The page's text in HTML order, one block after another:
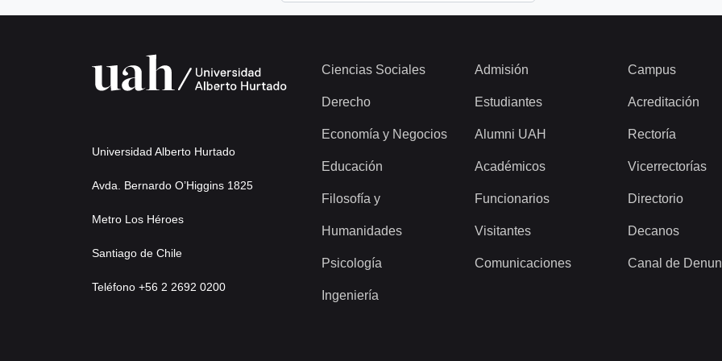
Universidad Alberto Hurtado
Avda. Bernardo O’Higgins 1825
Metro Los Héroes
Santiago de Chile
Teléfono +56 2 2692 0200
Ciencias Sociales
Derecho
Economía y Negocios
Educación
Filosofía y
Humanidades
Psicología
Ingeniería
Admisión
Estudiantes
Alumni UAH
Académicos
Funcionarios
Visitantes
Comunicaciones
Campus
Acreditación
Rectoría
Vicerrectorías
Directorio
Decanos
Canal de